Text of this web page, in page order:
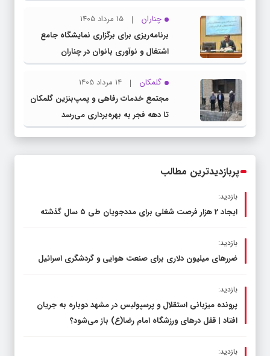
چناران
15 مرداد 1405
برنامه‌ریزی برای برگزاری نمایشگاه جامع
اشتغال و نوآوری بانوان در چناران
گلمکان
14 مرداد 1405
مجتمع خدمات رفاهی و پمپ‌بنزین گلمکان
تا دهه فجر به بهره‌برداری می‌رسد
پربازدیدترین مطالب
بازدید:
ایجاد 2 هزار فرصت شغلی برای مددجویان طی ۵ سال گذشته
بازدید:
ضررهای میلیون دلاری برای صنعت هوایی و گردشگری اسرائیل
بازدید:
پرونده میزبانی استقلال و پرسپولیس در مشهد دوباره به جریان
افتاد | قفل در‌های ورزشگاه امام رضا(ع) باز می‌شود؟
بازدید: